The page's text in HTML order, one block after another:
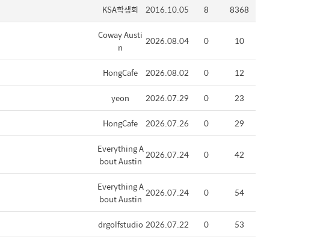
KSA학생회 2016.10.05 8 8368
Coway Austi
n
2026.08.04 0 10
HongCafe 2026.08.02 0
12
yeon 2026.07.29 0
23
HongCafe 2026.07.26 0 29
Everything A
bout Austin
2026.07.24 0 42
Everything A
bout Austin
2026.07.24 0 54
drgolfstudio 2026.07.22 0
53